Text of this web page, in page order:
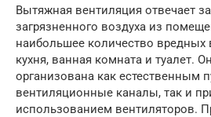
Вытяжная вентиляция отвечает
загрязненного воздуха из
наибольшее количество вредных
кухня, ванная комната и туалет.
организована как естественным
вентиляционные каналы, так и
использованием вентиляторов.